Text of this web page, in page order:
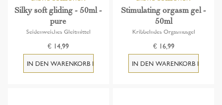
Silky soft gliding - 50ml -
pure
Seidenweiches Gleitmittel
€ 14,99
Stimulating orgasm gel -
50ml
Kribbelndes Orgasmusgel
€ 16,99